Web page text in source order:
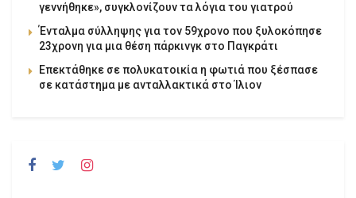
γεννήθηκε», συγκλονίζουν τα λόγια του γιατρού
Ένταλμα σύλληψης για τον 59χρονο που ξυλοκόπησε
23χρονη για μια θέση πάρκινγκ στο Παγκράτι
Επεκτάθηκε σε πολυκατοικία η φωτιά που ξέσπασε
σε κατάστημα με ανταλλακτικά στο Ίλιον